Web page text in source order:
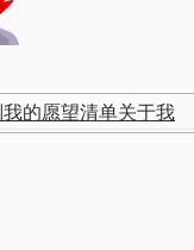
我的愿望清单关于我